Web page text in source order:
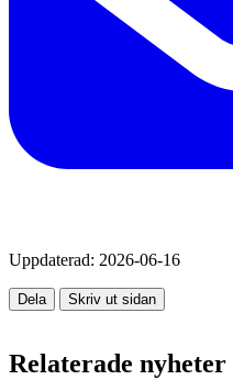
Uppdaterad: 2026-06-16
Dela Skriv ut sidan
Relaterade nyheter